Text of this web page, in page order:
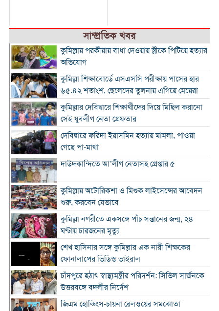
সাম্প্রতিক খবর
কুমিল্লায় পরকীয়ায় বাধা দেওয়ায় স্ত্রীকে পিটিয়ে হত্যার
অভিযোগ
কুমিল্লা শিক্ষাবোর্ডে এসএসসি পরীক্ষায় পাসের হার
৬৫.৪২ শতাংশ, ছেলেদের তুলনায় এগিয়ে মেয়েরা
কুমিল্লার দেবিদ্বারে শিক্ষার্থীদের দিয়ে মিছিল করানো
সেই যুবলীগ নেতা গ্রেফতার
দেবিদ্বারে ফরিদা ইয়াসমিন হত্যায় মামলা, পাওয়া
গেছে পা-মাথা
দাউদকান্দিতে আ’লীগ নেতাসহ গ্রেপ্তার ৫
কুমিল্লায় অটোরিকশা ও মিশুক লাইসেন্সের আবেদন
শুরু, করবেন যেভাবে
কুমিল্লা নগরীতে একসঙ্গে পাঁচ সন্তানের জন্ম, ২৪
ঘণ্টায় চারজনের মৃত্যু
শেখ হাসিনার সঙ্গে কুমিল্লার এক নারী শিক্ষকের
ফোনালাপের ভিডিও ভাইরাল
চাঁদপুরে হঠাৎ স্বাস্থ্যমন্ত্রীর পরিদর্শন: সিভিল সার্জনকে
উত্তরবঙ্গে বদলীর নির্দেশ
জিএম হোল্ডিংস-চায়না রেলওয়ের সমঝোতা